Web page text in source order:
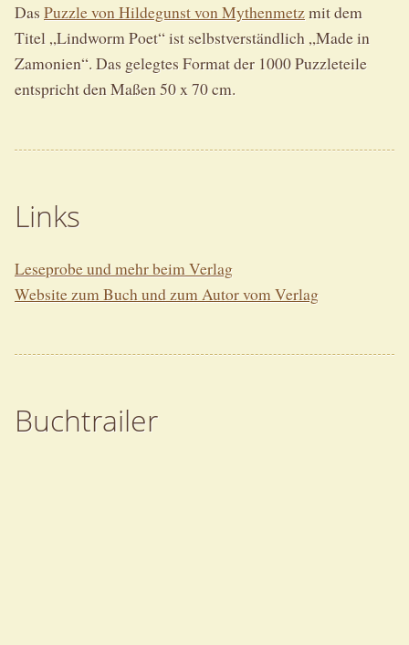
DasPuzzle von Hildegunst von Mythenmetzmit dem
Titel „Lindworm Poet“ ist selbstverständlich „Made in
Zamonien“. Das gelegtes Format der 1000 Puzzleteile
entspricht den Maßen 50 x 70 cm.
Links
Leseprobe und mehr beim Verlag
Website zum Buch und zum Autor vom Verlag
Buchtrailer